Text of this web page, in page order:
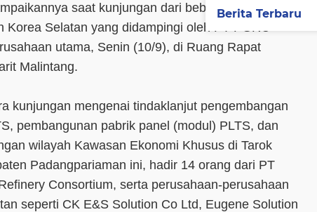
saat kunjungan dari beberapa
Korea Selatan yang didampingi oleh PT PGRC
utama, Senin (10/9), di Ruang Rapat
Malintang.
kunjungan mengenai tindaklanjut pengembangan
pembangunan pabrik panel (modul) PLTS, dan
wilayah Kawasan Ekonomi Khusus di Tarok
Padangpariaman ini, hadir 14 orang dari PT
Consortium, serta perusahaan-perusahaan
seperti CK E&S Solution Co Ltd, Eugene Solution
Berita Terbaru